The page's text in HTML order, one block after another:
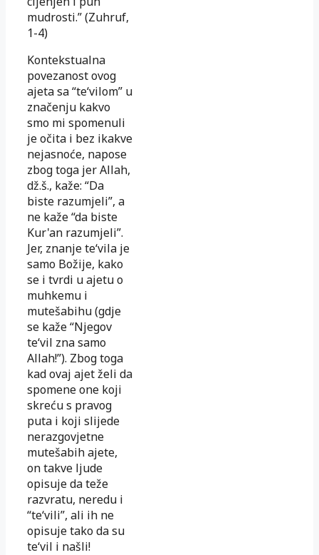
mudrosti.” (Zuhruf,
1-4)
Kontekstualna
povezanost ovog
ajeta sa “te‘vilom” u
značenju kakvo
smo mi spomenuli
je očita i bez ikakve
nejasnoće, napose
zbog toga jer Allah,
dž.š., kaže: “Da
biste razumjeli”, a
ne kaže “da biste
Kur'an razumjeli”.
Jer, znanje te‘vila je
samo Božije, kako
se i tvrdi u ajetu o
muhkemu i
mutešabihu (gdje
se kaže “Njegov
te‘vil zna samo
Allah!”). Zbog toga
kad ovaj ajet želi da
spomene one koji
skreću s pravog
puta i koji slijede
nerazgovjetne
mutešabih ajete,
on takve ljude
opisuje da teže
razvratu, neredu i
“te‘vili”, ali ih ne
opisuje tako da su
te‘vil i našli!